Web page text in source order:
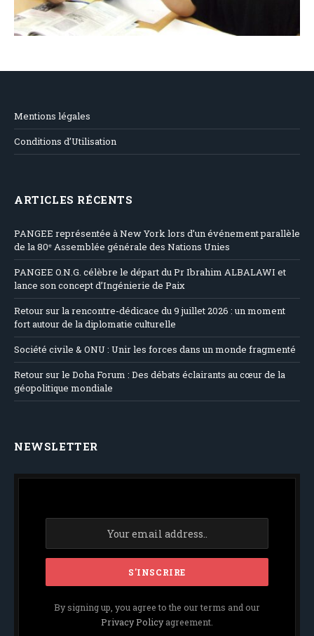
Mentions légales
Conditions d’Utilisation
ARTICLES RÉCENTS
PANGEE représentée à New York lors d’un événement parallèle
de la 80ᵉ Assemblée générale des Nations Unies
PANGEE O.N.G. célèbre le départ du Pr Ibrahim ALBALAWI et
lance son concept d’Ingénierie de Paix
Retour sur la rencontre-dédicace du 9 juillet 2026 : un moment
fort autour de la diplomatie culturelle
Société civile & ONU : Unir les forces dans un monde fragmenté
Retour sur le Doha Forum : Des débats éclairants au cœur de la
géopolitique mondiale
NEWSLETTER
By signing up, you agree to the our terms and our
Privacy Policyagreement.